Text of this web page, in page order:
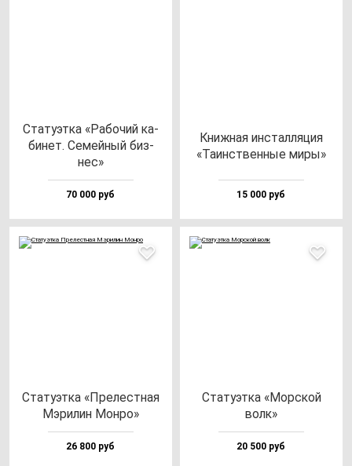
Ста­ту­эт­ка «Рабо­чий ка­
би­нет. Семей­ный биз­
нес»
70 000 руб
Книж­ная ин­стал­ля­ция
«Таинс­твен­ные ми­ры»
15 000 руб
Ста­ту­эт­ка «Пре­лес­тная
Мэри­лин Мон­ро»
26 800 руб
Ста­ту­эт­ка «Мор­ской
волк»
20 500 руб